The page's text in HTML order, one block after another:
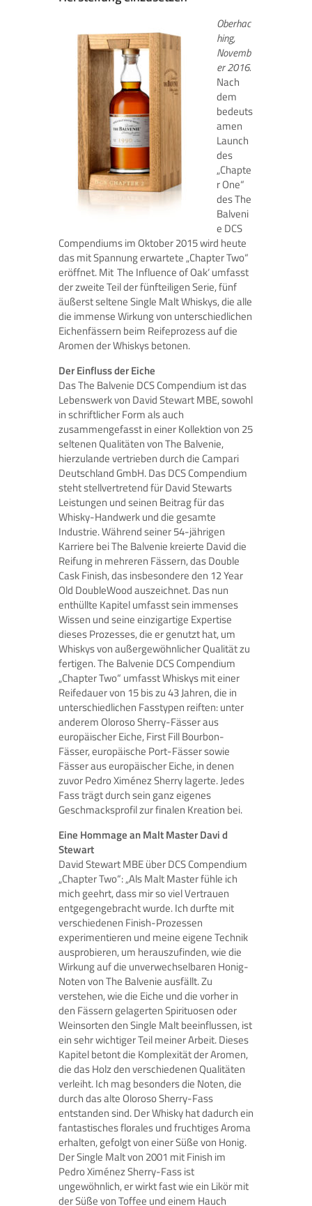
Oberhac
hing,
Novemb
er 2016.
Nach
dem
bedeuts
amen
Launch
des
„Chapte
r One“
des The
Balveni
e DCS
Compendiums im Oktober 2015 wird heute
das mit Spannung erwartete „Chapter Two“
eröffnet. Mit ‚The Influence of Oak‘ umfasst
der zweite Teil der fünfteiligen Serie, fünf
äußerst seltene Single Malt Whiskys, die alle
die immense Wirkung von unterschiedlichen
Eichenfässern beim Reifeprozess auf die
Aromen der Whiskys betonen.
Der Einfluss der Eiche
Das The Balvenie DCS Compendium ist das
Lebenswerk von David Stewart MBE, sowohl
in schriftlicher Form als auch
zusammengefasst in einer Kollektion von 25
seltenen Qualitäten von The Balvenie,
hierzulande vertrieben durch die Campari
Deutschland GmbH. Das DCS Compendium
steht stellvertretend für David Stewarts
Leistungen und seinen Beitrag für das
Whisky-Handwerk und die gesamte
Industrie. Während seiner 54-jährigen
Karriere bei The Balvenie kreierte David die
Reifung in mehreren Fässern, das Double
Cask Finish, das insbesondere den 12 Year
Old DoubleWood auszeichnet. Das nun
enthüllte Kapitel umfasst sein immenses
Wissen und seine einzigartige Expertise
dieses Prozesses, die er genutzt hat, um
Whiskys von außergewöhnlicher Qualität zu
fertigen. The Balvenie DCS Compendium
„Chapter Two“ umfasst Whiskys mit einer
Reifedauer von 15 bis zu 43 Jahren, die in
unterschiedlichen Fasstypen reiften: unter
anderem Oloroso Sherry-Fässer aus
europäischer Eiche, First Fill Bourbon-
Fässer, europäische Port-Fässer sowie
Fässer aus europäischer Eiche, in denen
zuvor Pedro Ximénez Sherry lagerte. Jedes
Fass trägt durch sein ganz eigenes
Geschmacksprofil zur finalen Kreation bei.
Eine Hommage an Malt Master Davi d
Stewart
David Stewart MBE über DCS Compendium
„Chapter Two“: „Als Malt Master fühle ich
mich geehrt, dass mir so viel Vertrauen
entgegengebracht wurde. Ich durfte mit
verschiedenen Finish-Prozessen
experimentieren und meine eigene Technik
ausprobieren, um herauszufinden, wie die
Wirkung auf die unverwechselbaren Honig-
Noten von The Balvenie ausfällt. Zu
verstehen, wie die Eiche und die vorher in
den Fässern gelagerten Spirituosen oder
Weinsorten den Single Malt beeinflussen, ist
ein sehr wichtiger Teil meiner Arbeit. Dieses
Kapitel betont die Komplexität der Aromen,
die das Holz den verschiedenen Qualitäten
verleiht. Ich mag besonders die Noten, die
durch das alte Oloroso Sherry-Fass
entstanden sind. Der Whisky hat dadurch ein
fantastisches florales und fruchtiges Aroma
erhalten, gefolgt von einer Süße von Honig.
Der Single Malt von 2001 mit Finish im
Pedro Ximénez Sherry-Fass ist
ungewöhnlich, er wirkt fast wie ein Likör mit
der Süße von Toffee und einem Hauch